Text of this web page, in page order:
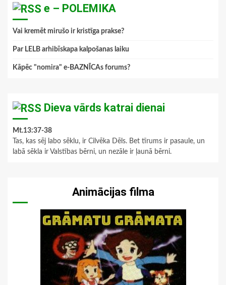
e – POLEMIKA
Vai kremēt mirušo ir kristīga prakse?
Par LELB arhibīskapa kalpošanas laiku
Kāpēc "nomira" e-BAZNĪCAs forums?
Dieva vārds katrai dienai
Mt.13:37-38
Tas, kas sēj labo sēklu, ir Cilvēka Dēls. Bet tīrums ir pasaule, un
labā sēkla ir Valstības bērni, un nezāle ir ļaunā bērni.
Animācijas filma